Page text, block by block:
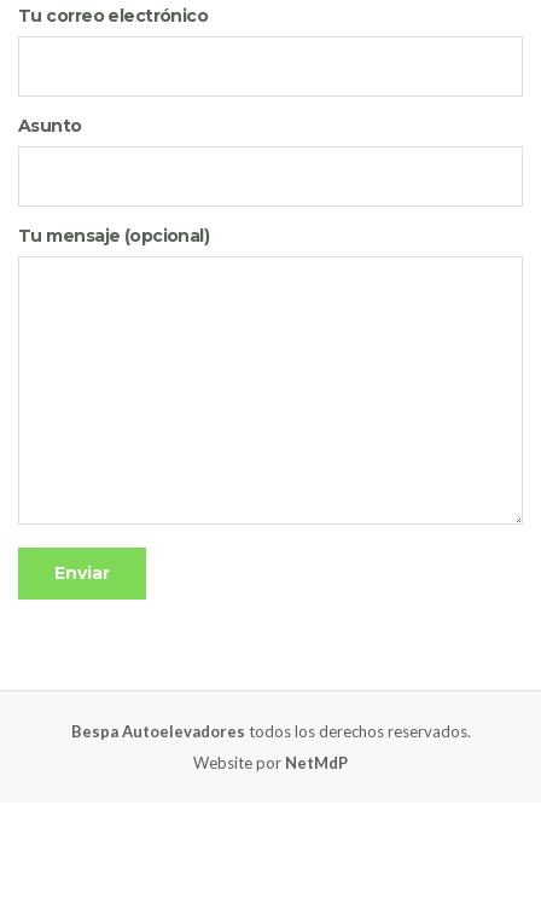
Tu correo electrónico
Asunto
Tu mensaje (opcional)
Bespa Autoelevadores todos los derechos reservados.
Website por NetMdP